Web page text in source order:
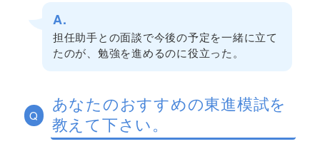
A.
担任助手との面談で今後の予定を一緒に立て
たのが、勉強を進めるのに役立った。
Q
あなたのおすすめの東進模試を
教えて下さい。